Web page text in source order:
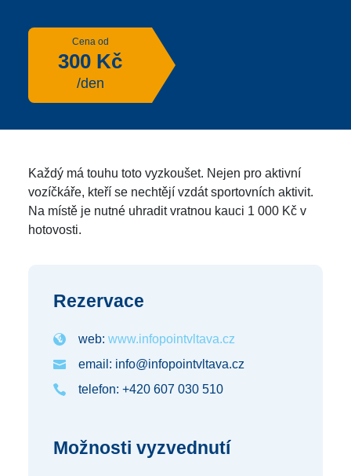
Cena od
300 Kč
/den
Každý má touhu toto vyzkoušet. Nejen pro aktivní
vozíčkáře, kteří se nechtějí vzdát sportovních aktivit.
Na místě je nutné uhradit vratnou kauci 1 000 Kč v
hotovosti.
Rezervace
web: www.infopointvltava.cz
email: info@infopointvltava.cz
telefon: +420 607 030 510
Možnosti vyzvednutí